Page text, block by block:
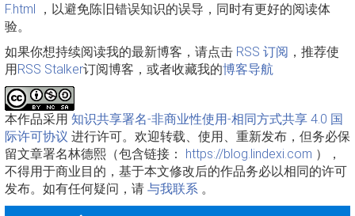
F.html ，以避免陈旧错误知识的误导，同时有更好的阅读体
验。
如果你想持续阅读我的最新博客，请点击 RSS 订阅 ，推荐使
用RSS Stalker订阅博客，或者收藏我的博客导航
本作品采用 知识共享署名-非商业性使用-相同方式共享 4.0 国
际许可协议 进行许可。欢迎转载、使用、重新发布，但务必保
留文章署名林德熙（包含链接： https://blog.lindexi.com ），
不得用于商业目的，基于本文修改后的作品务必以相同的许可
发布。如有任何疑问，请 与我联系 。